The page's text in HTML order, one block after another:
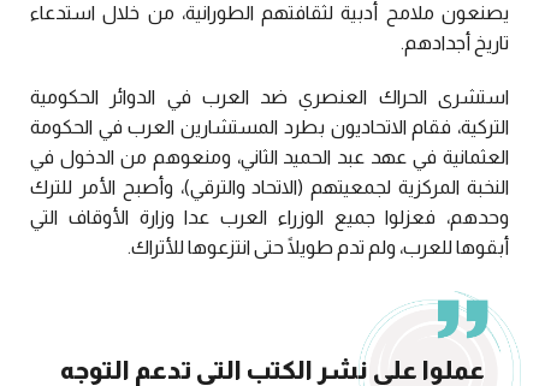
يصنعون ملامح أدبية لثقافتهم الطورانية، من خلال استدعاء
تاريخ أجدادهم.
استشرى الحراك العنصري ضد العرب في الدوائر الحكومية
التركية، فقام الاتحاديون بطرد المستشارين العرب في الحكومة
العثمانية في عهد عبد الحميد الثاني، ومنعوهم من الدخول في
النخبة المركزية لجمعيتهم (الاتحاد والترقي)، وأصبح الأمر للترك
وحدهم، فعزلوا جميع الوزراء العرب عدا وزارة الأوقاف التي
أبقوها للعرب، ولم تدم طويلًا حتى انتزعوها للأتراك.
عملوا على نشر الكتب التي تدعم التوجه